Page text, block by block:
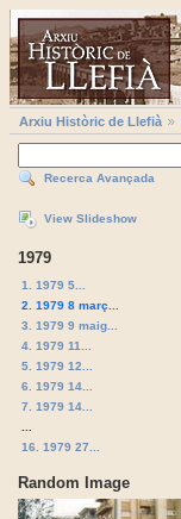
Arxiu Històric de Llefià
Recerca Avançada
View Slideshow
1979
1. 1979 5...
2. 1979 8 març...
3. 1979 9 maig...
4. 1979 11...
5. 1979 12...
6. 1979 14...
7. 1979 14...
16. 1979 27...
Random Image